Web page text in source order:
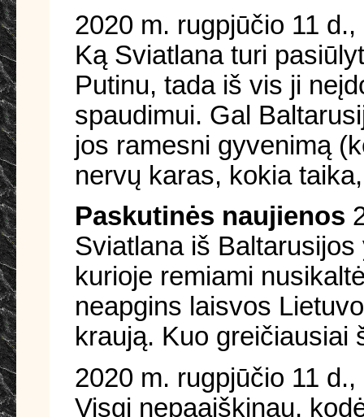
2020 m. rugpjūčio 11
Ką Sviatlana turi
Putinu, tada iš vis ji
spaudimui. Gal
jos ramesni gyvenimą
nervų karas, kokia
Paskutinės naujienos
Sviatlana iš
kurioje remiami
neapgins laisvos
kraują. Kuo greičiausiai
2020 m. rugpjūčio 11
Visgi nepaaiškinau,